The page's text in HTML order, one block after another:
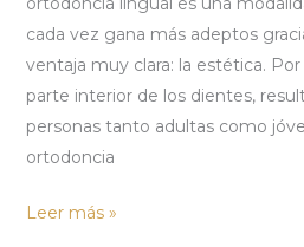
cada vez gana más adeptos
ventaja muy clara: la estética.
parte interior de los dientes,
personas tanto adultas como
ortodoncia
Leer más »